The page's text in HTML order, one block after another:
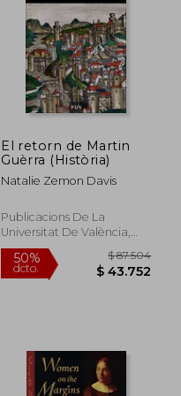
50%
dcto.
El retorn de Martin
Guèrra (Història)
Natalie Zemon Davis
Publicacions De La
Universitat De València,
Tapa Blanda, Nuevo